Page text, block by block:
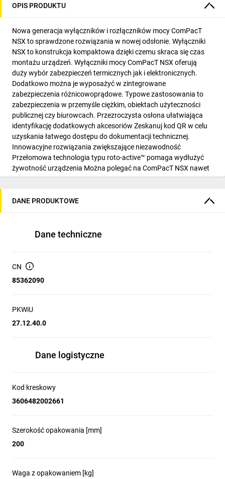
OPIS PRODUKTU
Nowa generacja wyłączników i rozłączników mocy ComPacT
NSX to sprawdzone rozwiązania w nowej odsłonie. Wyłączniki
NSX to konstrukcja kompaktowa dzięki czemu skraca się czas
montażu urządzeń. Wyłączniki mocy ComPacT NSX oferują
duży wybór zabezpieczeń termicznych jak i elektronicznych.
Dodatkowo można je wyposażyć w zintegrowane
zabezpieczenia różnicowoprądowe. Typowe zastosowania to
zabezpieczenia w przemyśle ciężkim, obiektach użyteczności
publicznej czy biurowcach. Przezroczysta osłona ułatwiająca
identyfikację dodatkowych akcesoriów Zeskanuj kod QR w celu
uzyskania łatwego dostępu do dokumentacji technicznej.
Innowacyjne rozwiązania zwiększające niezawodność
Przełomowa technologia typu roto-active™ pomaga wydłużyć
żywotność urządzenia Można polegać na ComPacT NSX nawet
w najtrudniejszych warunkach. Szeroka gama akcesoriów
sygnalizujące wyzwolenie. Rozwiązanie to skraca czas
DANE PRODUKTOWE
Dane techniczne
CN
85362090
PKWiU
27.12.40.0
Dane logistyczne
Kod kreskowy
3606482002661
Szerokość opakowania [mm]
200
Waga z opakowaniem [kg]